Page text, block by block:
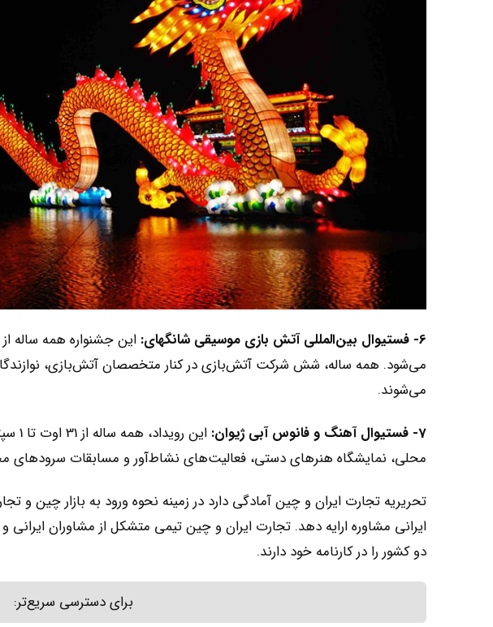
6- فستیوال بین‌المللی آتش بازی موسیقی شانگهای:
می‌شود. همه ساله، شش شرکت آتش‌بازی در کنار متخصصان آتش‌بازی،
می‌شوند.
7- فستیوال آهنگ و فانوس آبی ژیوان:
محلی، نمایشگاه هنرهای دستی، فعالیت‌های نشاط‌‌آور و مسابقات سرودهای
تحریریه تجارت ایران و چین آمادگی دارد در زمینه نحوه ورود به بازار چین و
ایرانی مشاوره ارایه دهد. تجارت ایران و چین تیمی متشکل از مشاوران
دو کشور را در کارنامه خود دارند.
برای دسترسی سریع‌تر: